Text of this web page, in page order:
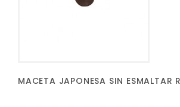
MACETA JAPONESA SIN ESMALTAR